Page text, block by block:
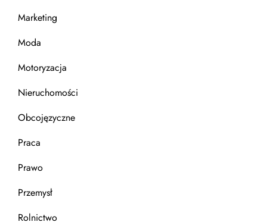
Marketing
Moda
Motoryzacja
Nieruchomości
Obcojęzyczne
Praca
Prawo
Przemysł
Rolnictwo